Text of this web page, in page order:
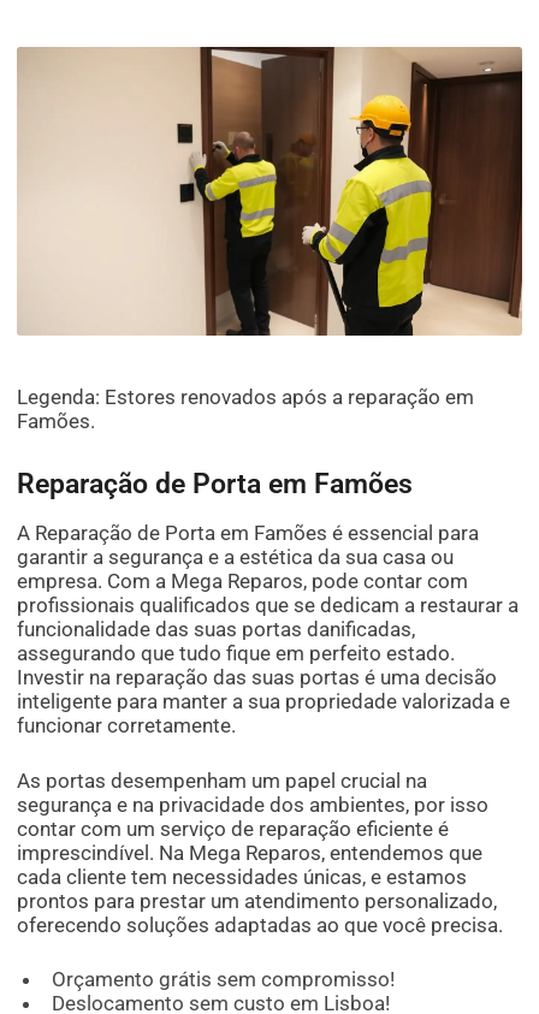
Legenda: Estores renovados após a reparação em
Famões.
Reparação de Porta em Famões
A Reparação de Porta em Famões é essencial para
garantir a segurança e a estética da sua casa ou
empresa. Com a Mega Reparos, pode contar com
profissionais qualificados que se dedicam a restaurar a
funcionalidade das suas portas danificadas,
assegurando que tudo fique em perfeito estado.
Investir na reparação das suas portas é uma decisão
inteligente para manter a sua propriedade valorizada e
funcionar corretamente.
As portas desempenham um papel crucial na
segurança e na privacidade dos ambientes, por isso
contar com um serviço de reparação eficiente é
imprescindível. Na Mega Reparos, entendemos que
cada cliente tem necessidades únicas, e estamos
prontos para prestar um atendimento personalizado,
oferecendo soluções adaptadas ao que você precisa.
Orçamento grátis sem compromisso!
Deslocamento sem custo em Lisboa!